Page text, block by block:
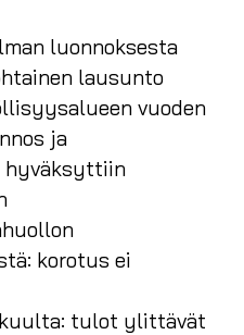
luonnoksesta
lausunto
vuoden
ja
hyväksyttiin
korotus ei
tulot ylittävät